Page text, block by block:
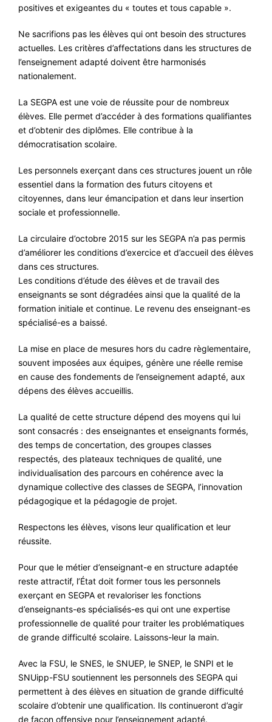
positives et exigeantes du « toutes et tous capable ».
Ne sacrifions pas les élèves qui ont besoin des structures
actuelles. Les critères d’affectations dans les structures de
l’enseignement adapté doivent être harmonisés
nationalement.
La SEGPA est une voie de réussite pour de nombreux
élèves. Elle permet d’accéder à des formations qualifiantes
et d’obtenir des diplômes. Elle contribue à la
démocratisation scolaire.
Les personnels exerçant dans ces structures jouent un rôle
essentiel dans la formation des futurs citoyens et
citoyennes, dans leur émancipation et dans leur insertion
sociale et professionnelle.
La circulaire d’octobre 2015 sur les SEGPA n’a pas permis
d’améliorer les conditions d’exercice et d’accueil des élèves
dans ces structures.
Les conditions d’étude des élèves et de travail des
enseignants se sont dégradées ainsi que la qualité de la
formation initiale et continue. Le revenu des enseignant-es
spécialisé-es a baissé.
La mise en place de mesures hors du cadre règlementaire,
souvent imposées aux équipes, génère une réelle remise
en cause des fondements de l’enseignement adapté, aux
dépens des élèves accueillis.
La qualité de cette structure dépend des moyens qui lui
sont consacrés : des enseignantes et enseignants formés,
des temps de concertation, des groupes classes
respectés, des plateaux techniques de qualité, une
individualisation des parcours en cohérence avec la
dynamique collective des classes de SEGPA, l’innovation
pédagogique et la pédagogie de projet.
Respectons les élèves, visons leur qualification et leur
réussite.
Pour que le métier d’enseignant-e en structure adaptée
reste attractif, l’État doit former tous les personnels
exerçant en SEGPA et revaloriser les fonctions
d’enseignants-es spécialisés-es qui ont une expertise
professionnelle de qualité pour traiter les problématiques
de grande difficulté scolaire. Laissons-leur la main.
Avec la FSU, le SNES, le SNUEP, le SNEP, le SNPI et le
SNUipp-FSU soutiennent les personnels des SEGPA qui
permettent à des élèves en situation de grande difficulté
scolaire d’obtenir une qualification. Ils continueront d’agir
de façon offensive pour l’enseignement adapté.